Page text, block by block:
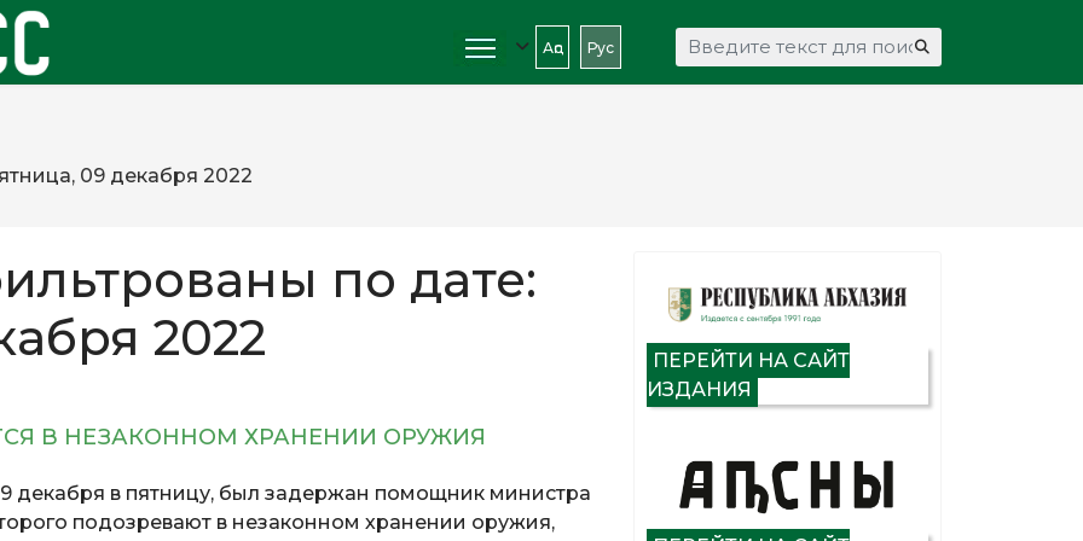
Аԥс Рус Искать...
09 декабря 2022
по дате:
2022
В НЕЗАКОННОМ ХРАНЕНИИ ОРУЖИЯ
декабря в пятницу, был задержан помощник министра
подозревают в незаконном хранении оружия,
ПЕРЕЙТИ НА САЙТ
ИЗДАНИЯ